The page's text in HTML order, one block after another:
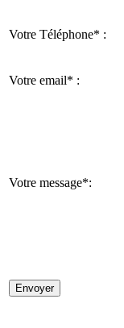
Votre Téléphone* :
Votre email* :
Votre message*: